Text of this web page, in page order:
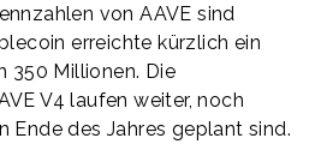
von AAVE sind
erreichte kürzlich ein
350 Millionen. Die
V4 laufen weiter, noch
Ende des Jahres geplant sind.